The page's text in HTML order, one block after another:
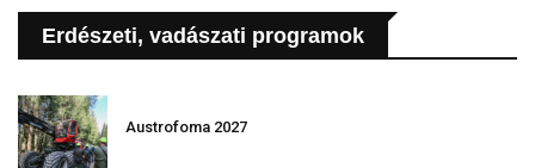
Erdészeti, vadászati programok
Austrofoma 2027